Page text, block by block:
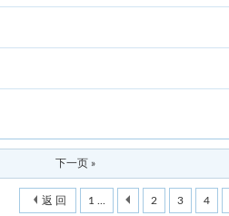
下一页 »
1 ... 2 3 4
返 回